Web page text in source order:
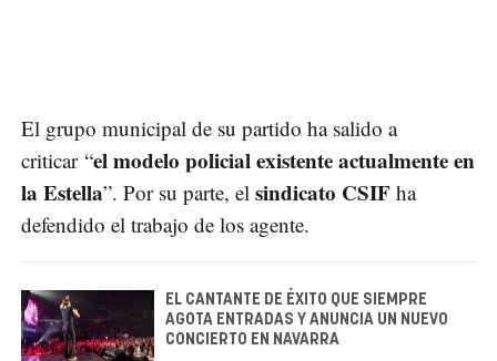
El grupo municipal de su partido ha salido a
criticar “el modelo policial existente actualmente en
la Estella”. Por su parte, el sindicato CSIF ha
defendido el trabajo de los agente.
EL CANTANTE DE ÉXITO QUE SIEMPRE
AGOTA ENTRADAS Y ANUNCIA UN NUEVO
CONCIERTO EN NAVARRA